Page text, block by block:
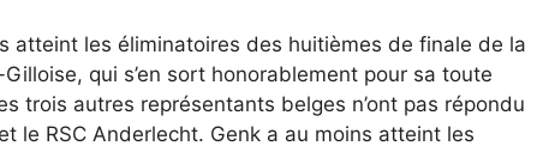
atteint les éliminatoires des huitièmes de finale de la
qui s’en sort honorablement pour sa toute
trois autres représentants belges n’ont pas répondu
le RSC Anderlecht. Genk a au moins atteint les